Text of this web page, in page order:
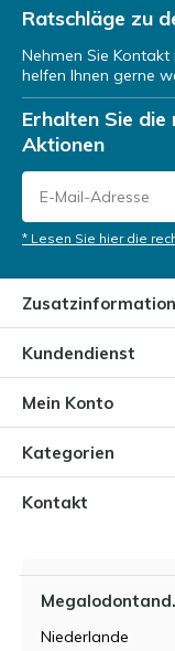
Ratschläge zu
Nehmen Sie
helfen Ihnen gerne
Erhalten Sie
Aktionen
* Lesen Sie hier die
Zusatzinformation
Kundendienst
Mein Konto
Kategorien
Kontakt
Niederlande